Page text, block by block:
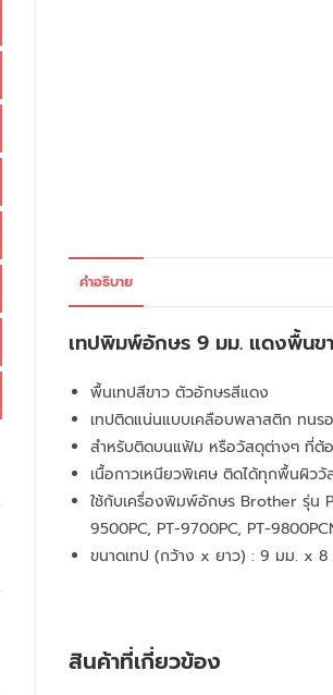
คำอธิบาย
เทปพิมพ์อักษร 9 มม. แดงพื้นข
พื้นเทปสีขาว ตัวอักษรสีแดง
เทปติดแน่นแบบเคลือบพลาสติก ทนร
สำหรับติดบนแฟ้ม หรือวัสดุต่างๆ ที่ต้
เนื้อกาวเหนียวพิเศษ ติดได้ทุกพื้นผิววั
ใช้กับเครื่องพิมพ์อักษร Brother รุ่น
9500PC, PT-9700PC, PT-
ขนาดเทป (กว้าง x ยาว) : 9 มม. x 8
สินค้าที่เกี่ยวข้อง